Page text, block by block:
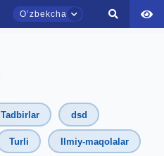
Oʼzbekcha
Tadbirlar dsd
Turli Ilmiy-maqolalar